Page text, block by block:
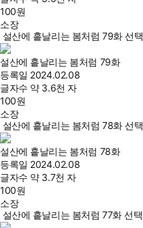
100원
소장
설산에 흩날리는 봄처럼 79화 선택
설산에 흩날리는 봄처럼 79화
등록일 2024.02.08
글자수 약 3.6천 자
100원
소장
설산에 흩날리는 봄처럼 78화 선택
설산에 흩날리는 봄처럼 78화
등록일 2024.02.08
글자수 약 3.7천 자
100원
소장
설산에 흩날리는 봄처럼 77화 선택